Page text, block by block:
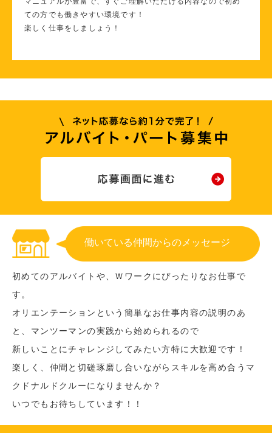
ての方でも働きやすい環境です！
楽しく仕事をしましょう！
働いている仲間からのメッセージ
初めてのアルバイトや、Ｗワークにぴったりなお仕事で
す。
オリエンテーションという簡単なお仕事内容の説明のあ
と、マンツーマンの実践から始められるので
新しいことにチャレンジしてみたい方特に大歓迎です！
楽しく、仲間と切磋琢磨し合いながらスキルを高め合うマ
クドナルドクルーになりませんか？
いつでもお待ちしています！！